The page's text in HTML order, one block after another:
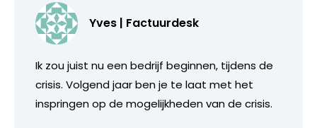
Yves | Factuurdesk
Ik zou juist nu een bedrijf beginnen, tijdens de
crisis. Volgend jaar ben je te laat met het
inspringen op de mogelijkheden van de crisis.